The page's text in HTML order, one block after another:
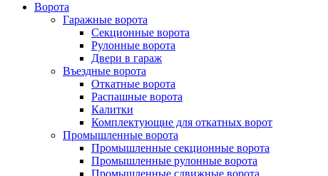
Ворота
Гаражные ворота
Секционные ворота
Рулонные ворота
Двери в гараж
Въездные ворота
Откатные ворота
Распашные ворота
Калитки
Комплектующие для откатных ворот
Промышленные ворота
Промышленные секционные ворота
Промышленные рулонные ворота
Промышленные сдвижные ворота